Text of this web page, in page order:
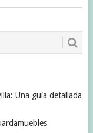
Una guía detallada